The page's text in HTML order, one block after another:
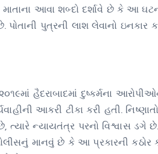
આવા શબ્દો દર્શાવે છે કે આ
પુત્રની લાશ લેવાનો ઇનકાર
હૈદરાબાદમાં દુષ્કર્મના
આકરી ટીકા કરી હતી.
ત્યારે ન્યાયતંત્ર પરનો વિશ્વાસ ડગે
માનવું છે કે આ પ્રકારની કઠોર